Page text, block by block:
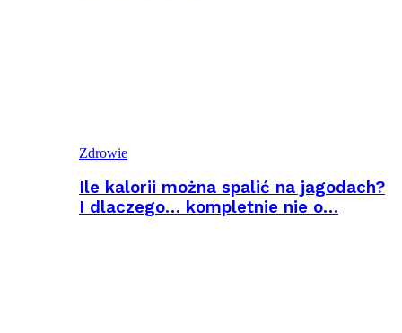
Zdrowie
Ile kalorii można spalić na jagodach?
I dlaczego… kompletnie nie o…